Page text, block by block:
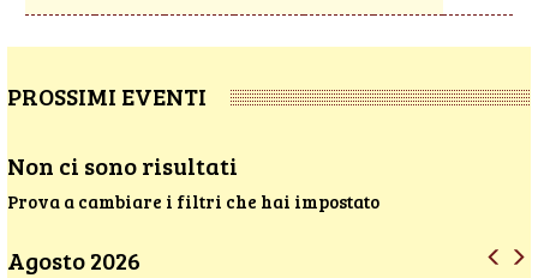
PROSSIMI EVENTI
Non ci sono risultati
Prova a cambiare i filtri che hai impostato
Agosto 2026